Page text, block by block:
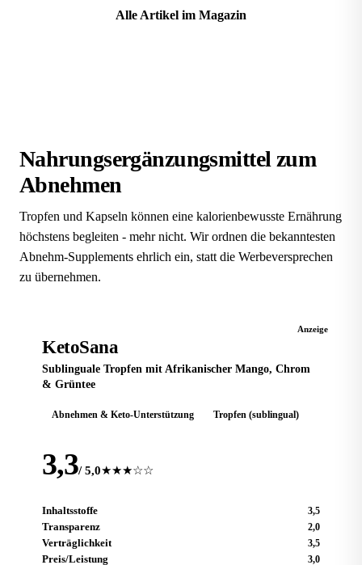
Alle Artikel im Magazin
Nahrungsergänzungsmittel zum
Abnehmen
Tropfen und Kapseln können eine kalorienbewusste Ernährung
höchstens begleiten - mehr nicht. Wir ordnen die bekanntesten
Abnehm-Supplements ehrlich ein, statt die Werbeversprechen
zu übernehmen.
Anzeige
KetoSana
Sublinguale Tropfen mit Afrikanischer Mango, Chrom
& Grüntee
Abnehmen & Keto-Unterstützung Tropfen (sublingual)
3,3/ 5,0★★★☆☆
Inhaltsstoffe 3,5
Transparenz 2,0
Verträglichkeit 3,5
Preis/Leistung 3,0